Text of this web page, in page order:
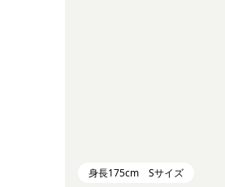
身長175cm Sサイズ